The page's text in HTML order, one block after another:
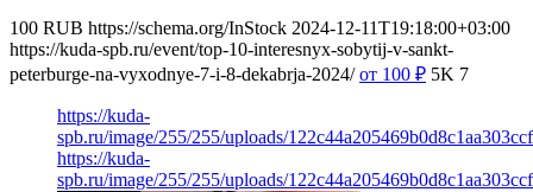
100 RUB https://schema.org/InStock 2024-12-11T19:18:00+03:00
https://kuda-spb.ru/event/top-10-interesnyx-sobytij-v-sankt-
peterburge-na-vyxodnye-7-i-8-dekabrja-2024/ от 100 ₽ 5K 7
https://kuda-
spb.ru/image/255/255/uploads/
https://kuda-
spb.ru/image/255/255/uploads/